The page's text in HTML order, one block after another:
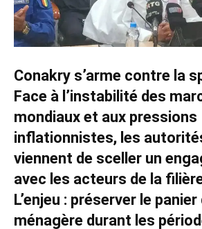
Conakry s’arme contre la
Face à l’instabilité des
mondiaux et aux pressions
inflationnistes, les
viennent de sceller un
avec les acteurs de la
L’enjeu : préserver le panier
ménagère durant les